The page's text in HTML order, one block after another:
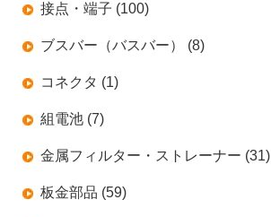
接点・端子 (100)
ブスバー（バスバー） (8)
コネクタ (1)
組電池 (7)
金属フィルター・ストレーナー (31)
板金部品 (59)